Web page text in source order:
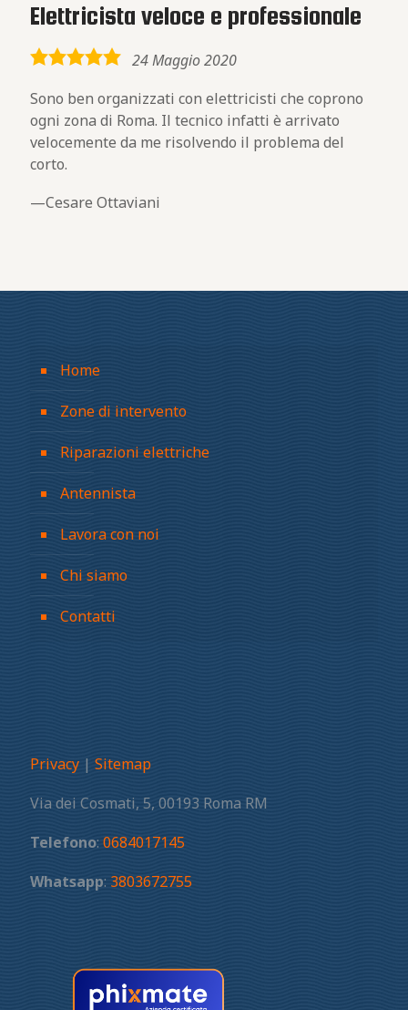
Elettricista veloce e professionale
5,0
24 Maggio 2020
Sono ben organizzati con elettricisti che coprono
ogni zona di Roma. Il tecnico infatti è arrivato
velocemente da me risolvendo il problema del
corto.
Cesare Ottaviani
Home
Zone di intervento
Riparazioni elettriche
Antennista
Lavora con noi
Chi siamo
Contatti
Privacy | Sitemap
Via dei Cosmati, 5, 00193 Roma RM
Telefono: 0684017145
Whatsapp: 3803672755